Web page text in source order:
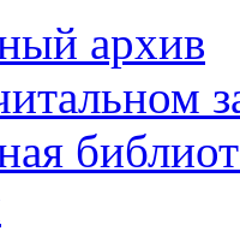
архив